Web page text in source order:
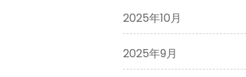
2025年10月
2025年9月